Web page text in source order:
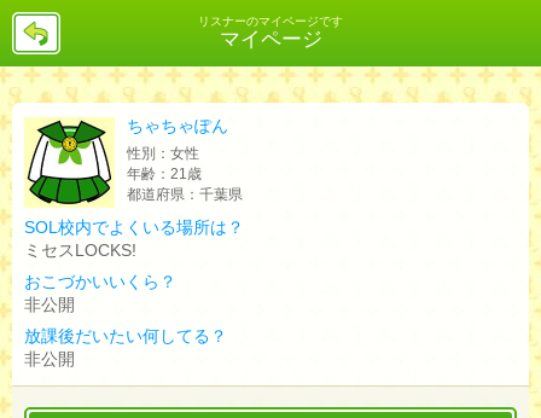
リスナーのマイページです
マイページ
戻
ちゃちゃぽん
性別： 女性
年齢： 21歳
都道府県： 千葉県
SOL校内でよくいる場所は？
ミセスLOCKS!
おこづかいいくら？
非公開
放課後だいたい何してる？
非公開